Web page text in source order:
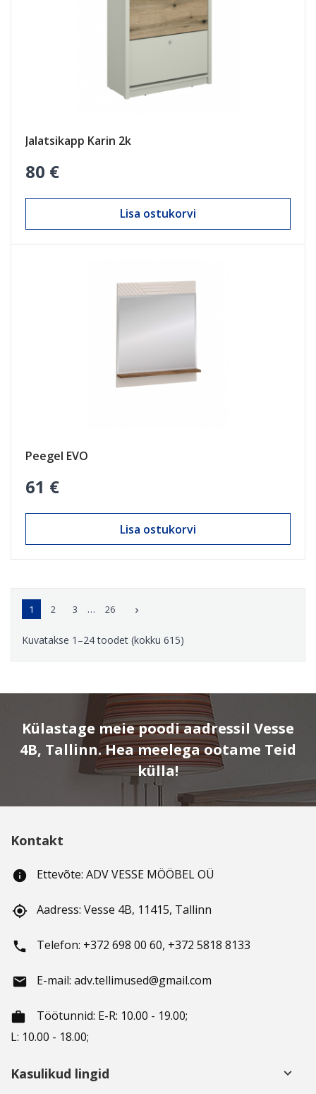
Jalatsikapp Karin 2k
80 €
Lisa ostukorvi
Peegel EVO
61 €
Lisa ostukorvi
1 2 3 … 26 
Kuvatakse 1–24 toodet (kokku 615)
Külastage meie poodi aadressil Vesse
4B, Tallinn. Hea meelega ootame Teid
külla!
Kontakt
info Ettevõte: ADV VESSE MÖÖBEL OÜ
gps_fixed Aadress: Vesse 4B, 11415, Tallinn
phone Telefon: +372 698 00 60, +372 5818 8133
email E-mail: adv.tellimused@gmail.com
working_hours
Töötunnid: E-R: 10.00 - 19.00;
L: 10.00 - 18.00;
Kasulikud lingid keyboard_arrow_down